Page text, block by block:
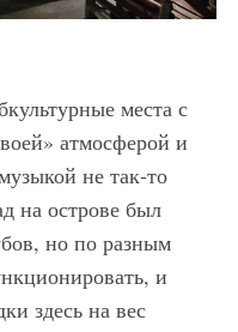
места с
атмосферой и
не так-то
на острове был
но по разным
и
здесь на вес